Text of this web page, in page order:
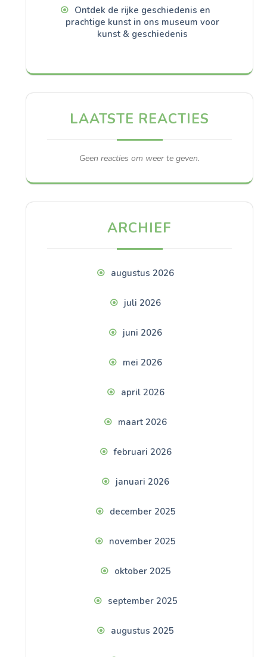
Ontdek de rijke geschiedenis en
prachtige kunst in ons museum voor
kunst & geschiedenis
LAATSTE REACTIES
Geen reacties om weer te geven.
ARCHIEF
augustus 2026
juli 2026
juni 2026
mei 2026
april 2026
maart 2026
februari 2026
januari 2026
december 2025
november 2025
oktober 2025
september 2025
augustus 2025